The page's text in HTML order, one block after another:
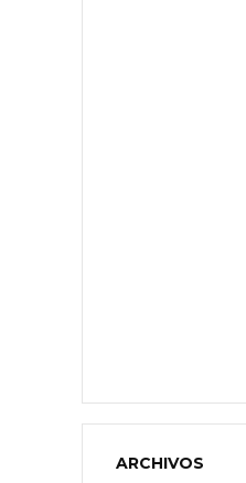
ARCHIVOS